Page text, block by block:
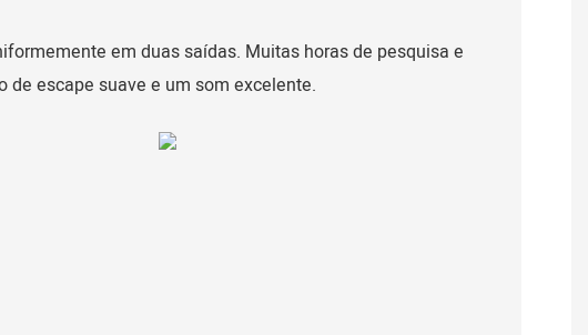
em duas saídas. Muitas horas de pesquisa e
escape suave e um som excelente.